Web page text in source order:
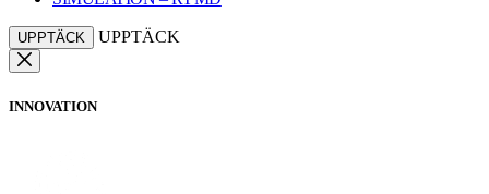
UPPTÄCK UPPTÄCK
INNOVATION